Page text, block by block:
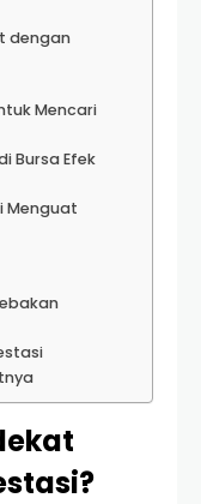
dengan
Mencari
Bursa Efek
Menguat